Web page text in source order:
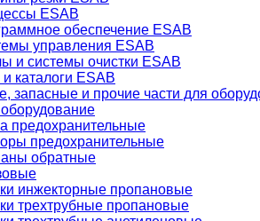
ESAB
обеспечение ESAB
управления ESAB
и системы очистки ESAB
каталоги ESAB
запасные и прочие части для
предохранительные
предохранительные
обратные
инжекторные пропановые
трехтрубные пропановые